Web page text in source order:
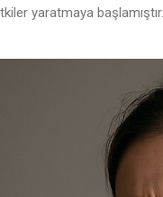
yaratmaya başlamıştır.